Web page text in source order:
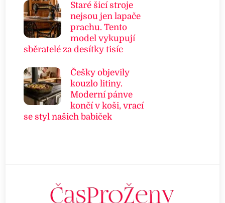
Staré šicí stroje
nejsou jen lapače
prachu. Tento
model vykupují
sběratelé za desítky tisíc
Češky objevily
kouzlo litiny.
Moderní pánve
končí v koši, vrací
se styl našich babiček